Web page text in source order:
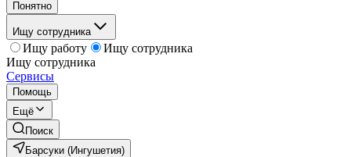
Понятно
Ищу сотрудника
Ищу работу
Ищу сотрудника
Ищу сотрудника
Сервисы
Помощь
Ещё
Поиск
Барсуки (Ингушетия)